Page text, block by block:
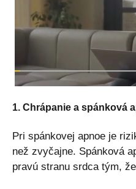
1. Chrápanie a spánková
Pri spánkovej apnoe je
než zvyčajne. Spánková
pravú stranu srdca tým,